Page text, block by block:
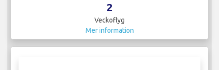
2
Veckoflyg
Mer information